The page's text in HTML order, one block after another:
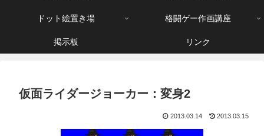
ドット絵置き場 格闘ゲー作画講座
掲示板 リンク
仮面ライダージョーカー：変身2
2013.03.14 2013.03.15